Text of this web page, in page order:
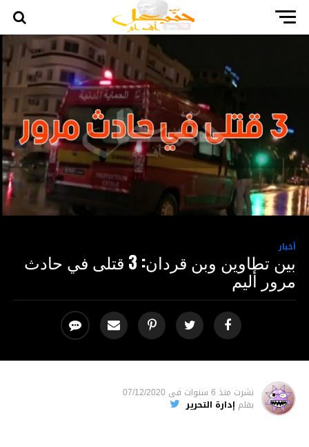
أخبار
بين تطاوين وبن قردان: 3 قتلى في حادث
مرور أليم
نشرت منذ 6 سنوات فى 07/12/2020
بقلم إدارة التحرير